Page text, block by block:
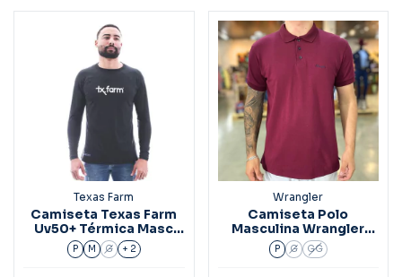
Texas Farm
Camiseta Texas Farm
Uv50+ Térmica Masc
M/L
P M G + 2
Wrangler
Camiseta Polo
Masculina Wrangler
Bordô
P G GG